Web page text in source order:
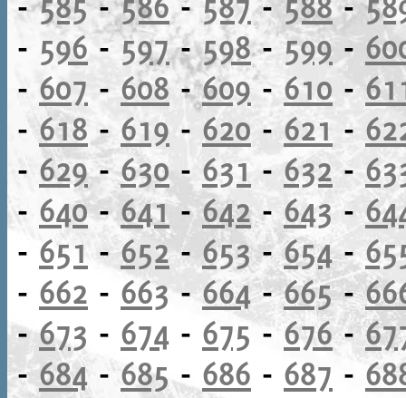
- 596-597-598-599-
- 607 - 608-609-610 -
-618 -619 - 620 - 621 -
- 629-630-631 - 632 -
- 640-641-642- 643-
- 651 -652- 653-654-
- 662 - 663-664-665-
-673 - 674 - 675- 676-
-684-685- 686 - 687 -